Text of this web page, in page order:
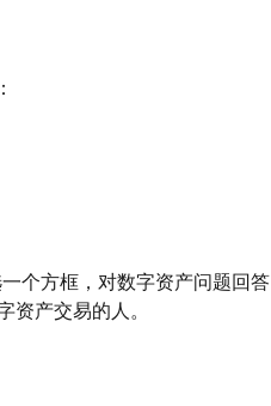
个方框，对数字资产问题回答
产交易的人。